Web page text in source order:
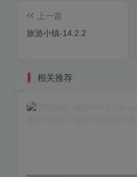
上一篇
旅游小镇-14.2.2
相关推荐